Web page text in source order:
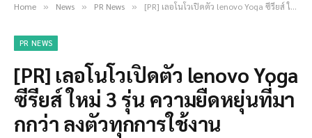
Home » News » PR News » [PR] เลอโนโวเปิดตัว lenovo Yoga ซีรียส์ ใหม่ 3 รุ่น ความยืดหยุ่นที่มากกว่า ลงตัวทุกการใช้งาน
PR NEWS
[PR] เลอโนโวเปิดตัว lenovo Yoga
ซีรียส์ ใหม่ 3 รุ่น ความยืดหยุ่นที่มา
กกว่า ลงตัวทุกการใช้งาน